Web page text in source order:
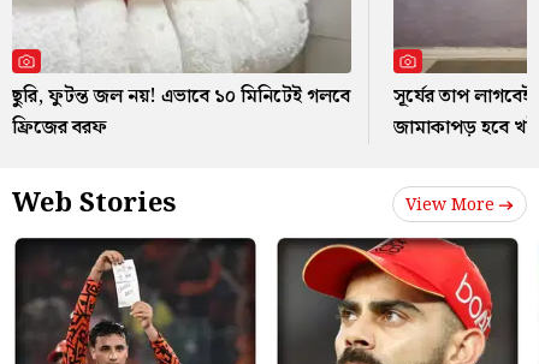
ছুরি, ফুটন্ত জল নয়! এভাবে ১০ মিনিটেই গলবে
ফ্রিজের বরফ
সূর্যের তাপ লাগবেই
জামাকাপড় হবে
Web Stories View More